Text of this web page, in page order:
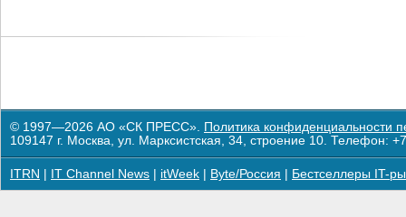
© 1997—2026 АО «СК ПРЕСС». Политика конфиденциальности
109147 г. Москва, ул. Марксистская, 34, строение 10. Телефон:
ITRN IT Channel News itWeek Byte/Россия Бестселлеры IT-